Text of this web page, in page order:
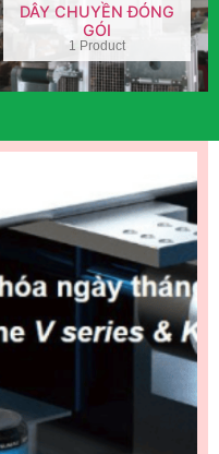
DÂY CHUYỀN ĐÓNG
GÓI
1 Product